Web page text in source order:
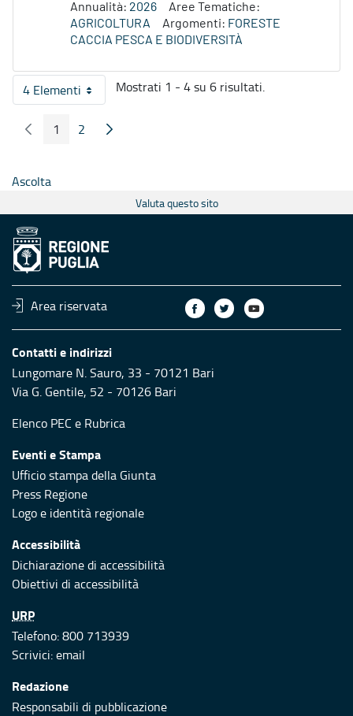
Annualità: 2026
Aree Tematiche:
AGRICOLTURA
Argomenti: FORESTE
CACCIA PESCA E BIODIVERSITÀ
4 ElementiPer pagina
Mostrati 1 - 4 su 6 risultati.
Pagina Precedente
Pagina
1 Pagina
2 Pagina Seguente
Ascolta
Valuta questo sito
Area riservata
Contatti e indirizzi
Lungomare N. Sauro, 33 - 70121 Bari
Via G. Gentile, 52 - 70126 Bari
Elenco PEC e Rubrica
Eventi e Stampa
Ufficio stampa della Giunta
Press Regione
Logo e identità regionale
Accessibilità
Dichiarazione di accessibilità
Obiettivi di accessibilità
URP
Telefono: 800 713939
Scrivici:email
Redazione
Responsabili di pubblicazione